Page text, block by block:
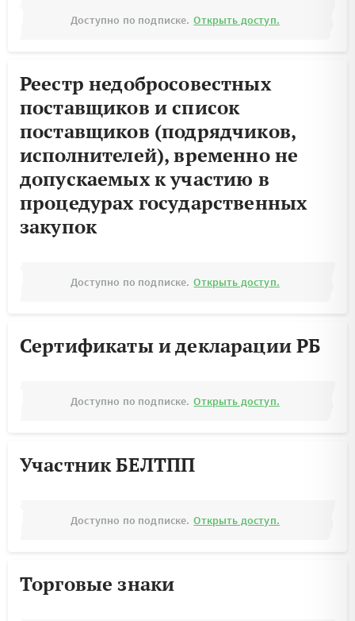
Доступно по подписке. Открыть доступ.
Реестр недобросовестных
поставщиков и список
поставщиков (подрядчиков,
исполнителей), временно не
допускаемых к участию в
процедурах государственных
закупок
Доступно по подписке. Открыть доступ.
Сертификаты и декларации РБ
Доступно по подписке. Открыть доступ.
Участник БЕЛТПП
Доступно по подписке. Открыть доступ.
Торговые знаки